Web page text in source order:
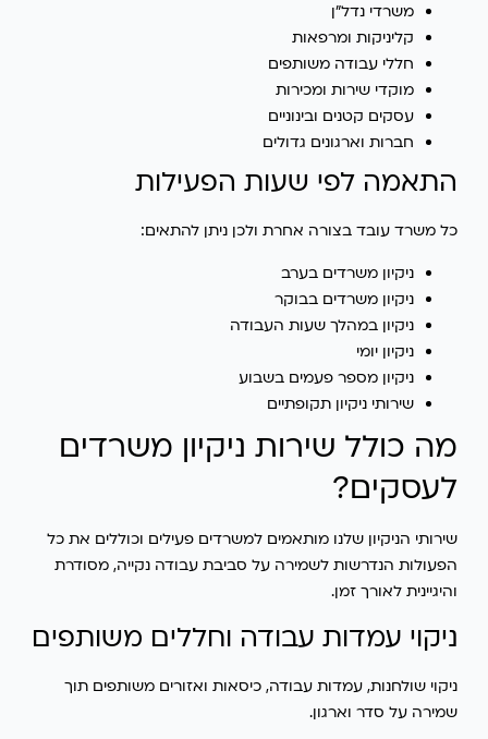
משרדי נדל״ן
קליניקות ומרפאות
חללי עבודה משותפים
מוקדי שירות ומכירות
עסקים קטנים ובינוניים
חברות וארגונים גדולים
התאמה לפי שעות הפעילות
כל משרד עובד בצורה אחרת ולכן ניתן להתאים:
ניקיון משרדים בערב
ניקיון משרדים בבוקר
ניקיון במהלך שעות העבודה
ניקיון יומי
ניקיון מספר פעמים בשבוע
שירותי ניקיון תקופתיים
מה כולל שירות ניקיון משרדים
לעסקים?
שירותי הניקיון שלנו מותאמים למשרדים פעילים וכוללים את כל
הפעולות הנדרשות לשמירה על סביבת עבודה נקייה, מסודרת
והיגיינית לאורך זמן.
ניקוי עמדות עבודה וחללים משותפים
ניקוי שולחנות, עמדות עבודה, כיסאות ואזורים משותפים תוך
שמירה על סדר וארגון.